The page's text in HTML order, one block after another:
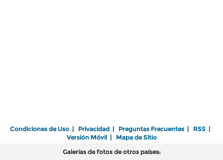
Condiciones de Uso | Privacidad | Preguntas Frecuentes | RSS |
Versión Móvil| Mapa de Sitio
Galerías de fotos de otros países: